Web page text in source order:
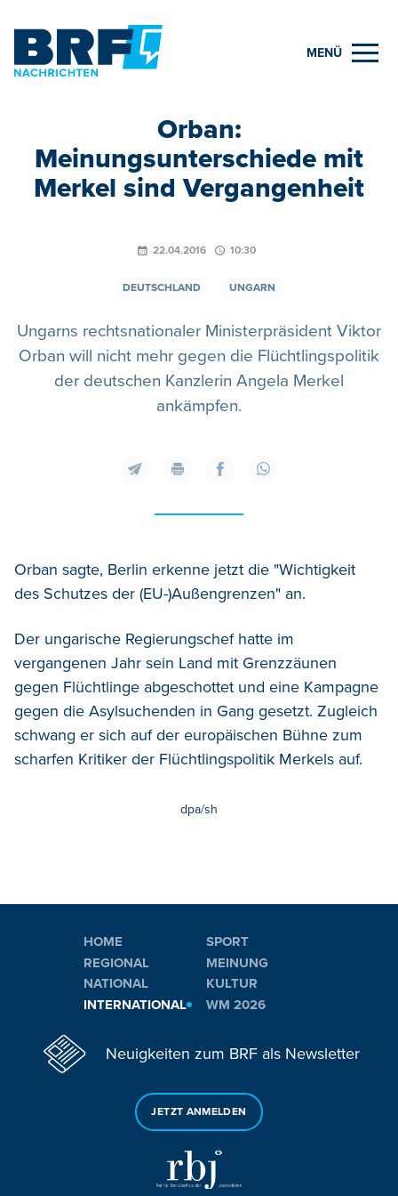
MENÜ
Orban:
Meinungsunterschiede mit
Merkel sind Vergangenheit
22.04.2016 10:30
DEUTSCHLAND UNGARN
Ungarns rechtsnationaler Ministerpräsident Viktor
Orban will nicht mehr gegen die Flüchtlingspolitik
der deutschen Kanzlerin Angela Merkel
ankämpfen.
Orban sagte, Berlin erkenne jetzt die "Wichtigkeit
des Schutzes der (EU-)Außengrenzen" an.
Der ungarische Regierungschef hatte im
vergangenen Jahr sein Land mit Grenzzäunen
gegen Flüchtlinge abgeschottet und eine Kampagne
gegen die Asylsuchenden in Gang gesetzt. Zugleich
schwang er sich auf der europäischen Bühne zum
scharfen Kritiker der Flüchtlingspolitik Merkels auf.
dpa/sh
HOME
REGIONAL
NATIONAL
INTERNATIONAL
SPORT
MEINUNG
KULTUR
WM 2026
Neuigkeiten zum BRF als Newsletter
JETZT ANMELDEN